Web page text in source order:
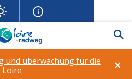
×
und überwachung für die
Loire du Domino